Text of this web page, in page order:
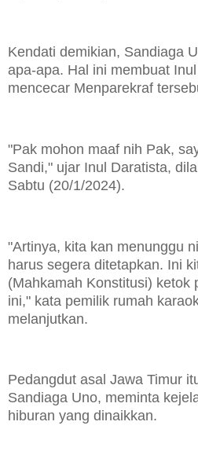
Kendati demikian, Sandiaga
apa-apa. Hal ini membuat
mencecar Menparekraf
"Pak mohon maaf nih Pak,
Sandi," ujar Inul Daratista,
Sabtu (20/1/2024).
"Artinya, kita kan menunggu
harus segera ditetapkan. Ini
(Mahkamah Konstitusi) ketok
ini," kata pemilik rumah
melanjutkan.
Pedangdut asal Jawa Timur
Sandiaga Uno, meminta
hiburan yang dinaikkan.